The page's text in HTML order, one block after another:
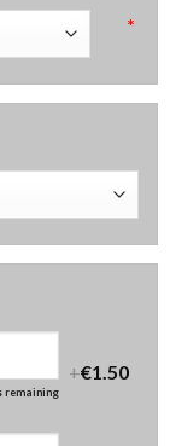
*
remaining
+€1.50